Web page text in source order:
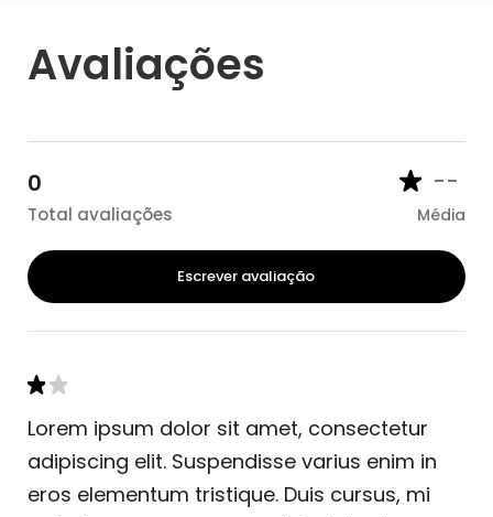
Avaliações
0
Total avaliações
--
Média
Escrever avaliação
Lorem ipsum dolor sit amet, consectetur
adipiscing elit. Suspendisse varius enim in
eros elementum tristique. Duis cursus, mi